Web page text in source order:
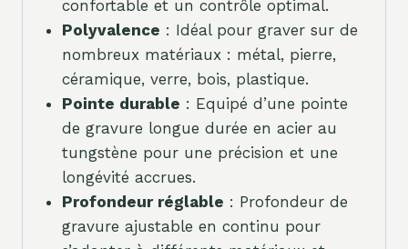
confortable et un contrôle optimal.
Polyvalence : Idéal pour graver sur de
nombreux matériaux : métal, pierre,
céramique, verre, bois, plastique.
Pointe durable : Equipé d’une pointe
de gravure longue durée en acier au
tungstène pour une précision et une
longévité accrues.
Profondeur réglable : Profondeur de
gravure ajustable en continu pour